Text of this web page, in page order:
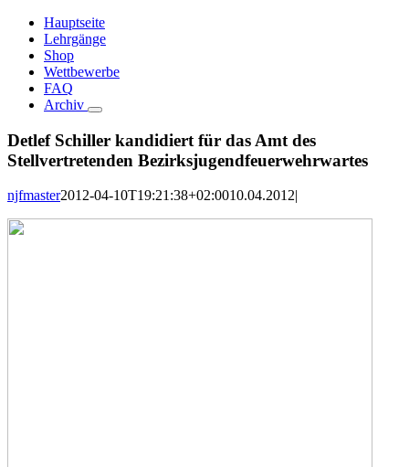
Hauptseite
Lehrgänge
Shop
Wettbewerbe
FAQ
Archiv
Detlef Schiller kandidiert für das Amt des
Stellvertretenden Bezirksjugendfeuerwehrwartes
njfmaster2012-04-10T19:21:38+02:0010.04.2012|